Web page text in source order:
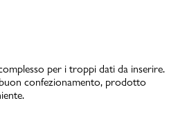
per i troppi dati da inserire.
confezionamento, prodotto